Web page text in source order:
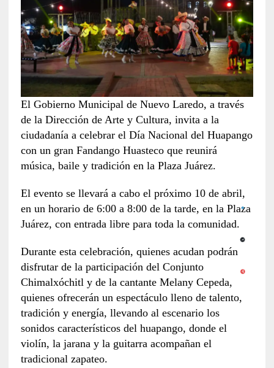
El Gobierno Municipal de Nuevo Laredo, a través
de la Dirección de Arte y Cultura, invita a la
ciudadanía a celebrar el Día Nacional del Huapango
con un gran Fandango Huasteco que reunirá
música, baile y tradición en la Plaza Juárez.
El evento se llevará a cabo el próximo 10 de abril,
en un horario de 6:00 a 8:00 de la tarde, en la Plaza
Juárez, con entrada libre para toda la comunidad.
Durante esta celebración, quienes acudan podrán
disfrutar de la participación del Conjunto
Chimalxóchitl y de la cantante Melany Cepeda,
quienes ofrecerán un espectáculo lleno de talento,
tradición y energía, llevando al escenario los
sonidos característicos del huapango, donde el
violín, la jarana y la guitarra acompañan el
tradicional zapateo.